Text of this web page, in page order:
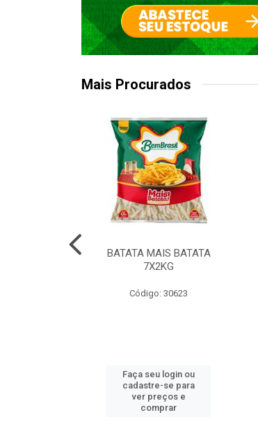
Mais Procurados
BATATA MAIS BATATA
7X2KG
Código: 30623
Faça seu login ou
cadastre-se para
ver preços e
comprar